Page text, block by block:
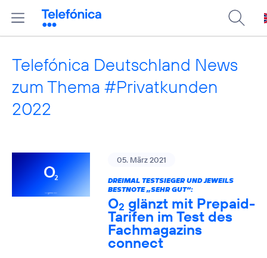
Telefónica Deutschland News
zum Thema #Privatkunden
2022
05. März 2021
DREIMAL TESTSIEGER UND JEWEILS
BESTNOTE „SEHR GUT“:
O2 glänzt mit Prepaid-
Tarifen im Test des
Fachmagazins
connect